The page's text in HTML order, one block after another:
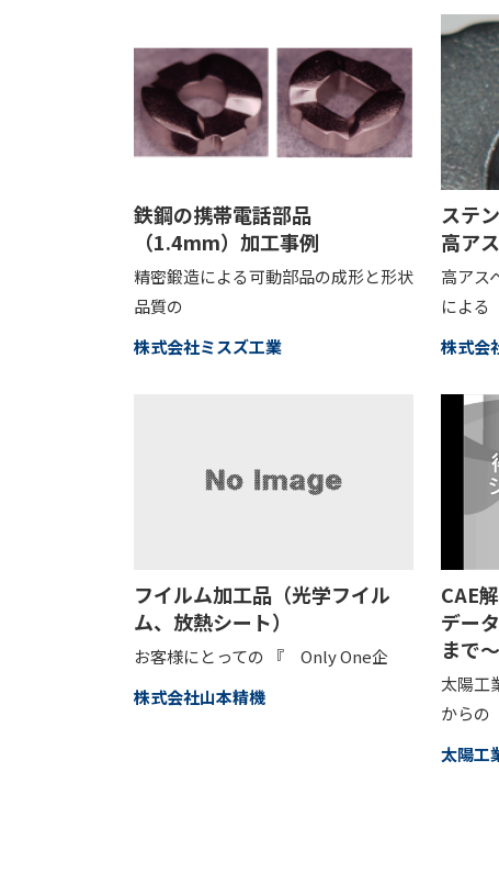
鉄鋼の携帯電話部品
（1.4mm）加工事例
精密鍛造による可動部品の成形と形状
品質の
株式会社ミスズ工業
ステ
高ア
高アス
による
株式会
フイルム加工品（光学フイル
ム、放熱シート）
お客様にとっての 『 Only One企
株式会社山本精機
CAE
デー
まで～
太陽工
からの
太陽工